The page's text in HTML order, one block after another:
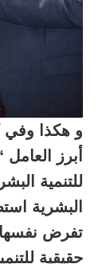
و هكذا وفي
أبرز
للتنمية
البشرية
تفرض
حقيقية